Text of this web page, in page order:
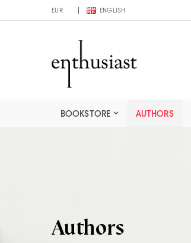
EUR ENGLISH
BOOKSTORE AUTHORS
Authors